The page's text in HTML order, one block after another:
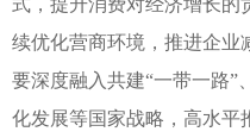
式，提升消费对经济增长的
续优化营商环境，推进企业
要深度融入共建“一带一路”
化发展等国家战略，高水平